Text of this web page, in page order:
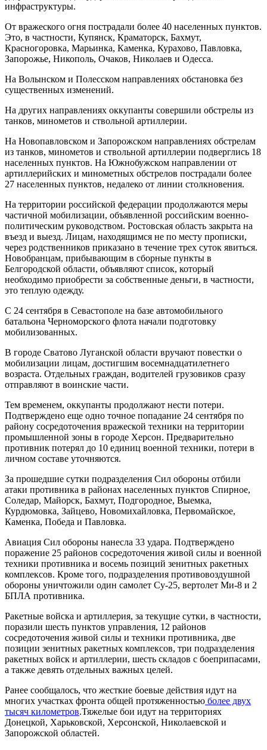
инфраструктуры.
От вражеского огня пострадали более 40 населенных пунктов.
Это, в частности, Купянск, Краматорск, Бахмут,
Красногоровка, Марьинка, Каменка, Курахово, Павловка,
Запорожье, Никополь, Очаков, Николаев и Одесса.
На Волынском и Полесском направлениях обстановка без
существенных изменений.
На других направлениях оккупанты совершили обстрелы из
танков, минометов и ствольной артиллерии.
На Новопавловском и Запорожском направлениях обстрелам
из танков, минометов и ствольной артиллерии подверглись 18
населенных пунктов. На Южнобужском направлении от
артиллерийских и минометных обстрелов пострадали более
27 населенных пунктов, недалеко от линии столкновения.
На территории российской федерации продолжаются меры
частичной мобилизации, объявленной российским военно-
политическим руководством. Ростовская область закрыта на
въезд и выезд. Лицам, находящимся не по месту прописки,
через родственников приказано в течение трех суток явиться.
Новобранцам, прибывающим в сборные пункты в
Белгородской области, объявляют список, который
необходимо приобрести за собственные деньги, в частности,
это теплую одежду.
С 24 сентября в Севастополе на базе автомобильного
батальона Черноморского флота начали подготовку
мобилизованных.
В городе Сватово Луганской области вручают повестки о
мобилизации лицам, достигшим восемнадцатилетнего
возраста. Отдельных граждан, водителей грузовиков сразу
отправляют в воинские части.
Тем временем, оккупанты продолжают нести потери.
Подтверждено еще одно точное попадание 24 сентября по
району сосредоточения вражеской техники на территории
промышленной зоны в городе Херсон. Предварительно
противник потерял до 10 единиц военной техники, потери в
личном составе уточняются.
За прошедшие сутки подразделения Сил обороны отбили
атаки противника в районах населенных пунктов Спирное,
Соледар, Майорск, Бахмут, Подгородное, Выемка,
Курдюмовка, Зайцево, Новомихайловка, Первомайское,
Каменка, Победа и Павловка.
Авиация Сил обороны нанесла 33 удара. Подтверждено
поражение 25 районов сосредоточения живой силы и военной
техники противника и восемь позиций зенитных ракетных
комплексов. Кроме того, подразделения противовоздушной
обороны уничтожили один самолет Су-25, вертолет Ми-8 и 2
БПЛА противника.
Ракетные войска и артиллерия, за текущие сутки, в частности,
поразили шесть пунктов управления, 12 районов
сосредоточения живой силы и техники противника, две
позиции зенитных ракетных комплексов, три подразделения
ракетных войск и артиллерии, шесть складов с боеприпасами,
а также девять отдельных важных целей.
Ранее сообщалось, что жесткие боевые действия идут на
многих участках фронта общей протяженностью более двух
тысяч километров.Тяжелые бои идут на территориях
Донецкой, Харьковской, Херсонской, Николаевской и
Запорожской областей.